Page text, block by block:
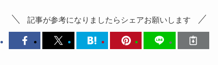
記事が参考になりましたらシェアお願いします